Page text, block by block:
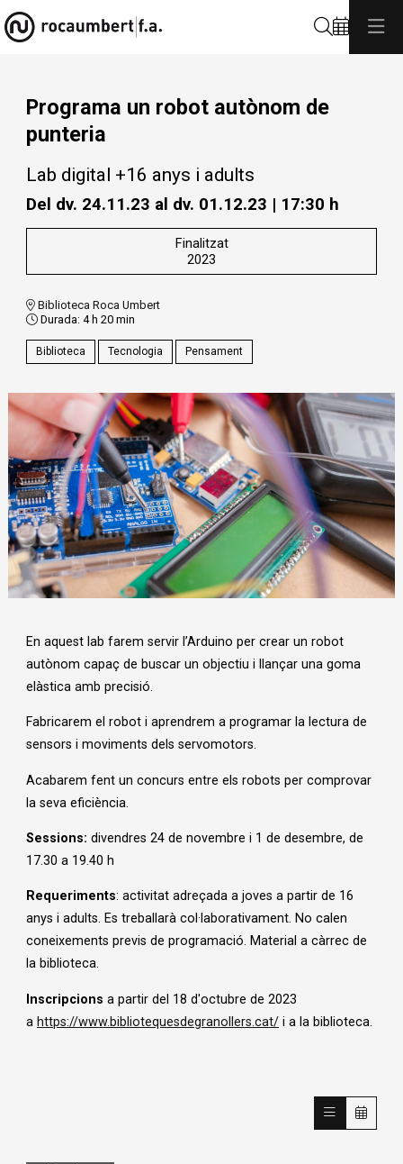
Programa un robot autònom de
punteria
Lab digital +16 anys i adults
Del dv. 24.11.23 al dv. 01.12.23 | 17:30 h
Finalitzat
2023
Biblioteca Roca Umbert
Durada: 4 h 20 min
Biblioteca Tecnologia Pensament
En aquest lab farem servir l’Arduino per crear un robot
autònom capaç de buscar un objectiu i llançar una goma
elàstica amb precisió.
Fabricarem el robot i aprendrem a programar la lectura de
sensors i moviments dels servomotors.
Acabarem fent un concurs entre els robots per comprovar
la seva eficiència.
Sessions: divendres 24 de novembre i 1 de desembre, de
17.30 a 19.40 h
Requeriments: activitat adreçada a joves a partir de 16
anys i adults. Es treballarà col·laborativament. No calen
coneixements previs de programació. Material a càrrec de
la biblioteca.
Inscripcions a partir del 18 d'octubre de 2023
a https://www.bibliotequesdegranollers.cat/ i a la biblioteca.